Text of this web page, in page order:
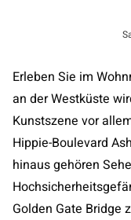
Erleben Sie im
an der Westküste
Kunstszene vor
Hippie-Boulevard
hinaus gehören
Golden Gate Bridge